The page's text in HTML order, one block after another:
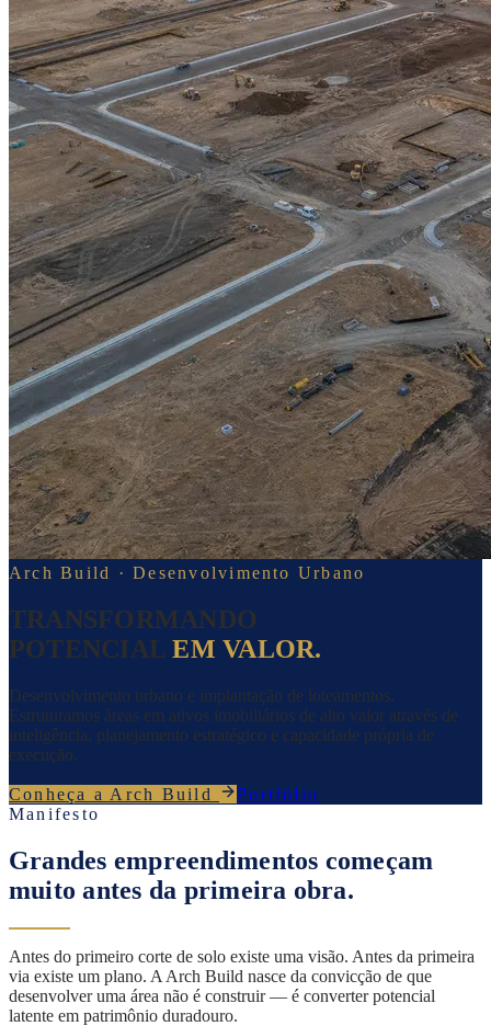
Arch Build · Desenvolvimento Urbano
TRANSFORMANDO
POTENCIALEM VALOR.
Desenvolvimento urbano e implantação de loteamentos.
Estruturamos áreas em ativos imobiliários de alto valor através de
inteligência, planejamento estratégico e capacidade própria de
execução.
Conheça a Arch Build
Portfólio
Manifesto
Grandes empreendimentos começam
muito antes da primeira obra.
Antes do primeiro corte de solo existe uma visão. Antes da primeira
via existe um plano. A Arch Build nasce da convicção de que
desenvolver uma área não é construir — é converter potencial
latente em patrimônio duradouro.